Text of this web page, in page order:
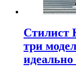
Стилист
три
идеально